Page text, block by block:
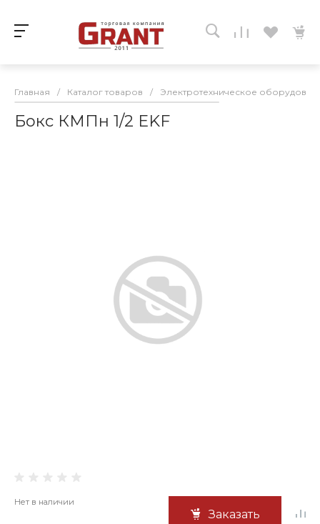
Главная / Каталог товаров / Электротехническое
Бокс КМПн 1/2 EKF
Нет в наличии
Заказать